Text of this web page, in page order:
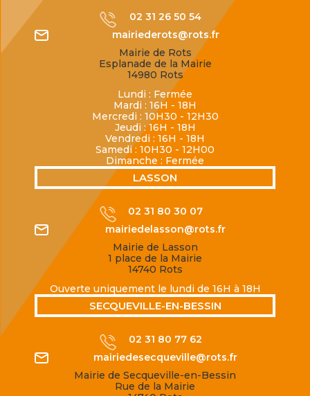
02 31 26 50 54
mairiederots@rots.fr
Mairie de Rots
Esplanade de la Mairie
14980 Rots
Lundi : Fermée
Mardi : 16H - 18H
Mercredi : 10H30 - 12H30
Jeudi : 16H - 18H
Vendredi : 16H - 18H
Samedi : 10H30 - 12H00
Dimanche : Fermée
LASSON
02 31 80 30 07
mairiedelasson@rots.fr
Mairie de Lasson
1 place de la Mairie
14740 Rots
Ouverte uniquement le lundi de 16H à 18H
SECQUEVILLE-EN-BESSIN
02 31 80 77 62
mairiedesecqueville@rots.fr
Mairie de Secqueville-en-Bessin
Rue de la Mairie